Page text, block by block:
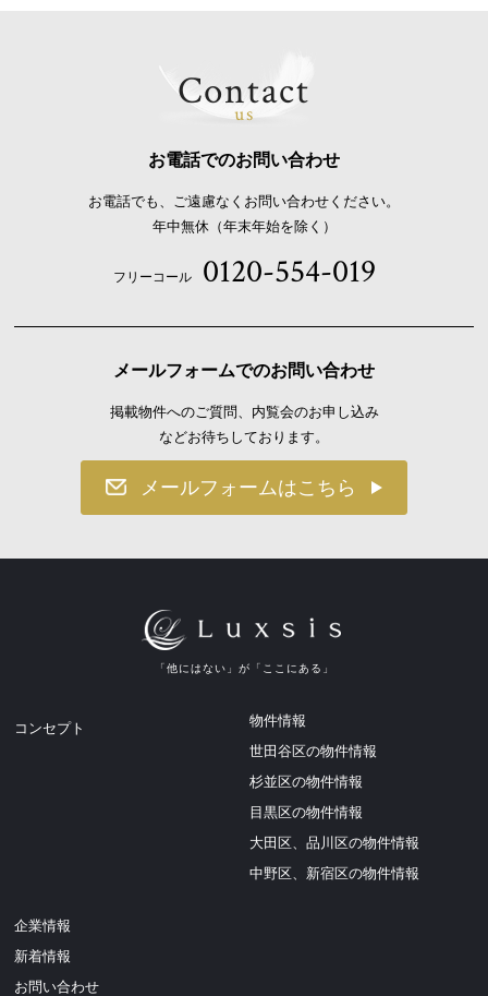
Contact
us
お電話でのお問い合わせ
お電話でも、ご遠慮なくお問い合わせください。
年中無休（年末年始を除く）
フリーコール 0120-554-019
メールフォームでのお問い合わせ
掲載物件へのご質問、内覧会のお申し込み
などお待ちしております。
メールフォームはこちら
「他にはない」が「ここにある」
コンセプト
物件情報
世田谷区の物件情報
杉並区の物件情報
目黒区の物件情報
大田区、品川区の物件情報
中野区、新宿区の物件情報
企業情報
新着情報
お問い合わせ